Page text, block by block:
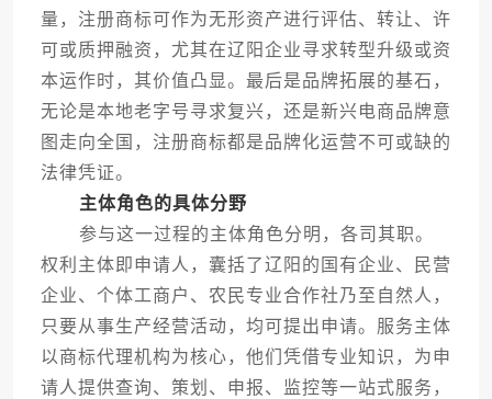
量，注册商标可作为无形资产进行评估、转让、许
可或质押融资，尤其在辽阳企业寻求转型升级或资
本运作时，其价值凸显。最后是品牌拓展的基石，
无论是本地老字号寻求复兴，还是新兴电商品牌意
图走向全国，注册商标都是品牌化运营不可或缺的
法律凭证。
主体角色的具体分野
参与这一过程的主体角色分明，各司其职。
权利主体即申请人，囊括了辽阳的国有企业、民营
企业、个体工商户、农民专业合作社乃至自然人，
只要从事生产经营活动，均可提出申请。服务主体
以商标代理机构为核心，他们凭借专业知识，为申
请人提供查询、策划、申报、监控等一站式服务，